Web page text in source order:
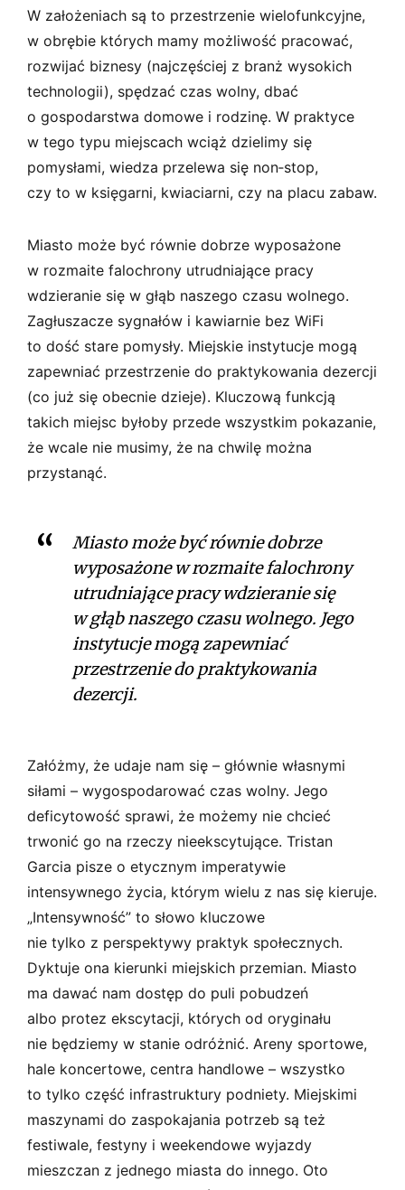
W założeniach są to przestrzenie wielofunkcyjne,
w obrębie których mamy możliwość pracować,
rozwijać biznesy (najczęściej z branż wysokich
technologii), spędzać czas wolny, dbać
o gospodarstwa domowe i rodzinę. W praktyce
w tego typu miejscach wciąż dzielimy się
pomysłami, wiedza przelewa się non‑stop,
czy to w księgarni, kwiaciarni, czy na placu zabaw.
Miasto może być równie dobrze wyposażone
w rozmaite falochrony utrudniające pracy
wdzieranie się w głąb naszego czasu wolnego.
Zagłuszacze sygnałów i kawiarnie bez WiFi
to dość stare pomysły. Miejskie instytucje mogą
zapewniać przestrzenie do praktykowania dezercji
(co już się obecnie dzieje). Kluczową funkcją
takich miejsc byłoby przede wszystkim pokazanie,
że wcale nie musimy, że na chwilę można
przystanąć.
Miasto może być równie dobrze
wyposażone w rozmaite falochrony
utrudniające pracy wdzieranie się
w głąb naszego czasu wolnego. Jego
instytucje mogą zapewniać
przestrzenie do praktykowania
dezercji.
Załóżmy, że udaje nam się – głównie własnymi
siłami – wygospodarować czas wolny. Jego
deficytowość sprawi, że możemy nie chcieć
trwonić go na rzeczy nieekscytujące. Tristan
Garcia pisze o etycznym imperatywie
intensywnego życia, którym wielu z nas się kieruje.
„Intensywność” to słowo kluczowe
nie tylko z perspektywy praktyk społecznych.
Dyktuje ona kierunki miejskich przemian. Miasto
ma dawać nam dostęp do puli pobudzeń
albo protez ekscytacji, których od oryginału
nie będziemy w stanie odróżnić. Areny sportowe,
hale koncertowe, centra handlowe – wszystko
to tylko część infrastruktury podniety. Miejskimi
maszynami do zaspokajania potrzeb są też
festiwale, festyny i weekendowe wyjazdy
mieszczan z jednego miasta do innego. Oto